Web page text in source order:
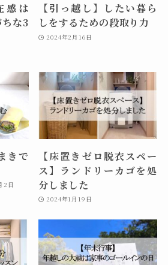
感は
な3
【引っ越し】したい暮ら
しをするための段取り力
2024年2月16日
きで
2日
【床置きゼロ脱衣スペー
ス】ランドリーカゴを処
分しました
2024年1月19日